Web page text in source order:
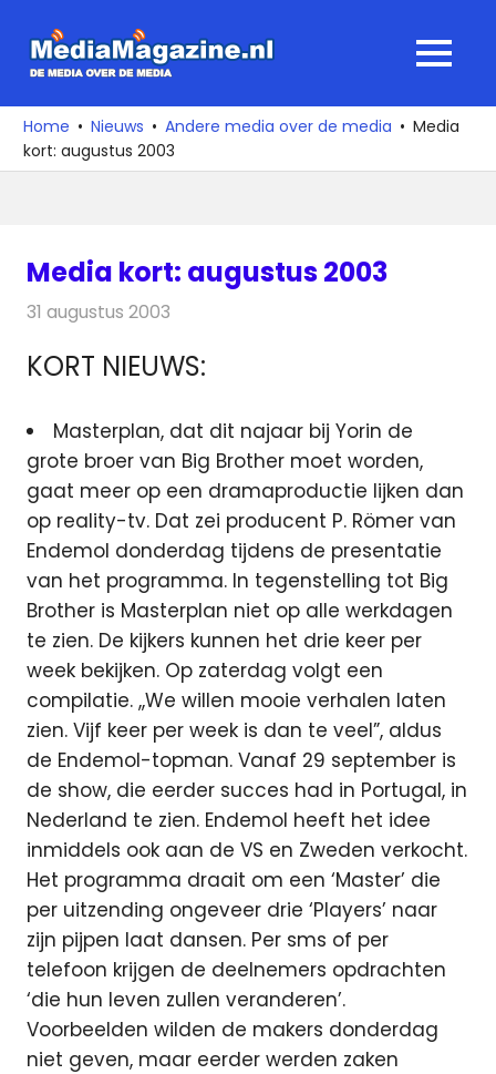
naar
media
over
de
MENU
Home Nieuws Andere media over de media
Media
kort: augustus 2003
Media kort: augustus 2003
31 augustus 2003
KORT NIEUWS:
Masterplan, dat dit najaar bij Yorin de
grote broer van Big Brother moet worden,
gaat meer op een dramaproductie lijken dan
op reality-tv. Dat zei producent P. Römer van
Endemol donderdag tijdens de presentatie
van het programma. In tegenstelling tot Big
Brother is Masterplan niet op alle werkdagen
te zien. De kijkers kunnen het drie keer per
week bekijken. Op zaterdag volgt een
compilatie. ,,We willen mooie verhalen laten
zien. Vijf keer per week is dan te veel”, aldus
de Endemol-topman. Vanaf 29 september is
de show, die eerder succes had in Portugal, in
Nederland te zien. Endemol heeft het idee
inmiddels ook aan de VS en Zweden verkocht.
Het programma draait om een ‘Master’ die
per uitzending ongeveer drie ‘Players’ naar
zijn pijpen laat dansen. Per sms of per
telefoon krijgen de deelnemers opdrachten
‘die hun leven zullen veranderen’.
Voorbeelden wilden de makers donderdag
niet geven, maar eerder werden zaken